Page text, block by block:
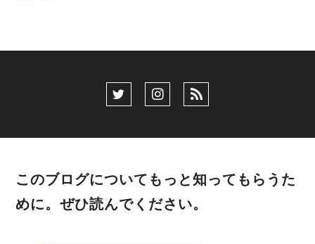
このブログについてもっと知ってもらうた
めに。ぜひ読んでください。